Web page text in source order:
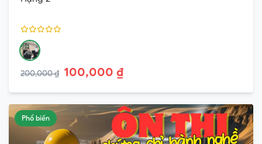
200,000 ₫ 100,000 ₫
Phổ biến